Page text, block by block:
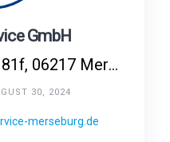
GmbH
Geusaer Straße 81f, 06217 Merseburg, Deutschland
30, 2024
merseburg.de